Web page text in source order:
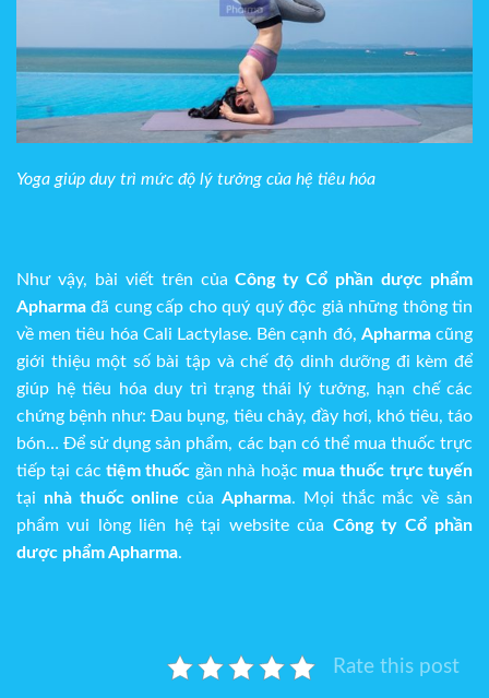
Yoga giúp duy trì mức độ lý tưởng của hệ tiêu hóa
Như vậy, bài viết trên củaCông ty Cổ phần dược phẩm
Apharma đã cung cấp cho quý quý độc giả những thông tin
về men tiêu hóa Cali Lactylase. Bên cạnh đó, Apharmacũng
giới thiệu một số bài tập và chế độ dinh dưỡng đi kèm để
giúp hệ tiêu hóa duy trì trạng thái lý tưởng, hạn chế các
chứng bệnh như: Đau bụng, tiêu chảy, đầy hơi, khó tiêu, táo
bón… Để sử dụng sản phẩm, các bạn có thể mua thuốc trực
tiếp tại cáctiệm thuốc gần nhà hoặc mua thuốc trực tuyến
tại nhà thuốc onlinecủaApharma. Mọi thắc mắc về sản
phẩm vui lòng liên hệ tại website của Công ty Cổ phần
dược phẩm Apharma.
Rate this post